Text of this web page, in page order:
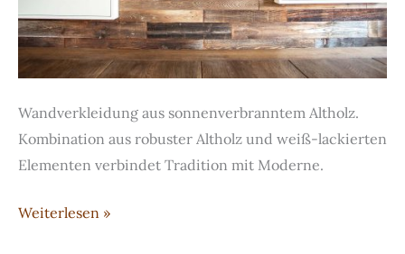
Wandverkleidung aus sonnenverbranntem Altholz.
Kombination aus robuster Altholz und weiß-lackierten
Elementen verbindet Tradition mit Moderne.
Wandverkleidung
Weiterlesen »